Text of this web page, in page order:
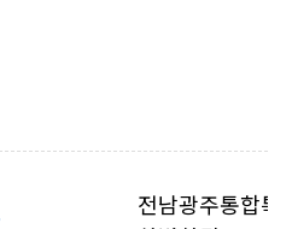
전남광주통합특